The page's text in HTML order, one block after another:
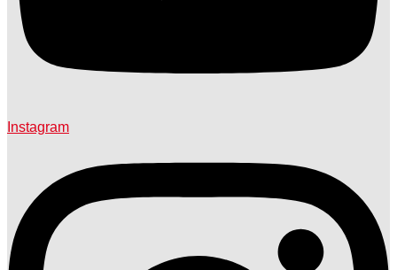
Instagram